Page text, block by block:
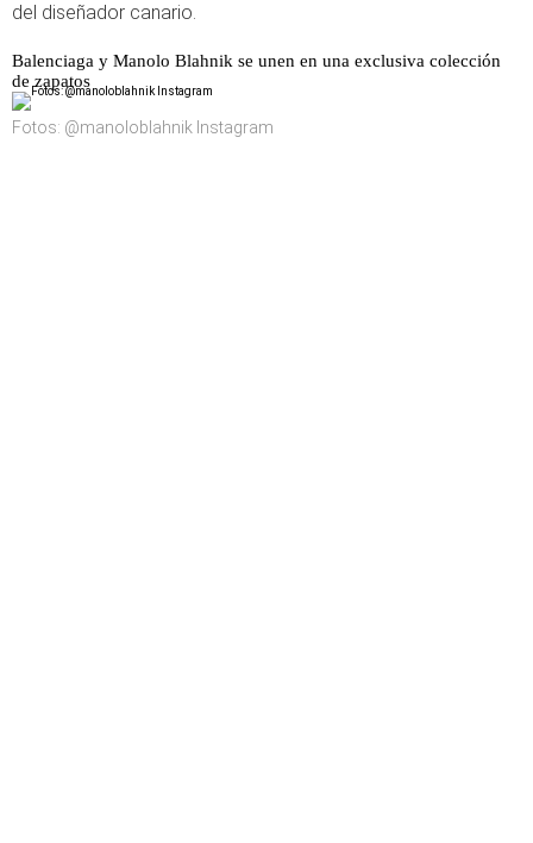
del diseñador canario.
Balenciaga y Manolo Blahnik se unen en una exclusiva colección
de zapatos
Fotos: @manoloblahnik Instagram